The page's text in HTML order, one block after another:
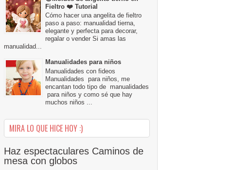
Fieltro ❤️ Tutorial
Cómo hacer una angelita de fieltro
paso a paso: manualidad tierna,
elegante y perfecta para decorar,
regalar o vender Si amas las
manualidad...
Manualidades para niños
Manualidades con fideos
Manualidades para niños, me
encantan todo tipo de manualidades
para niños y como sé que hay
muchos niños ...
MIRA LO QUE HICE HOY :)
Haz espectaculares Caminos de
mesa con globos